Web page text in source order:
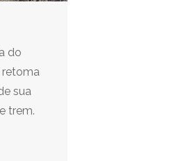
do
retoma
sua
trem.